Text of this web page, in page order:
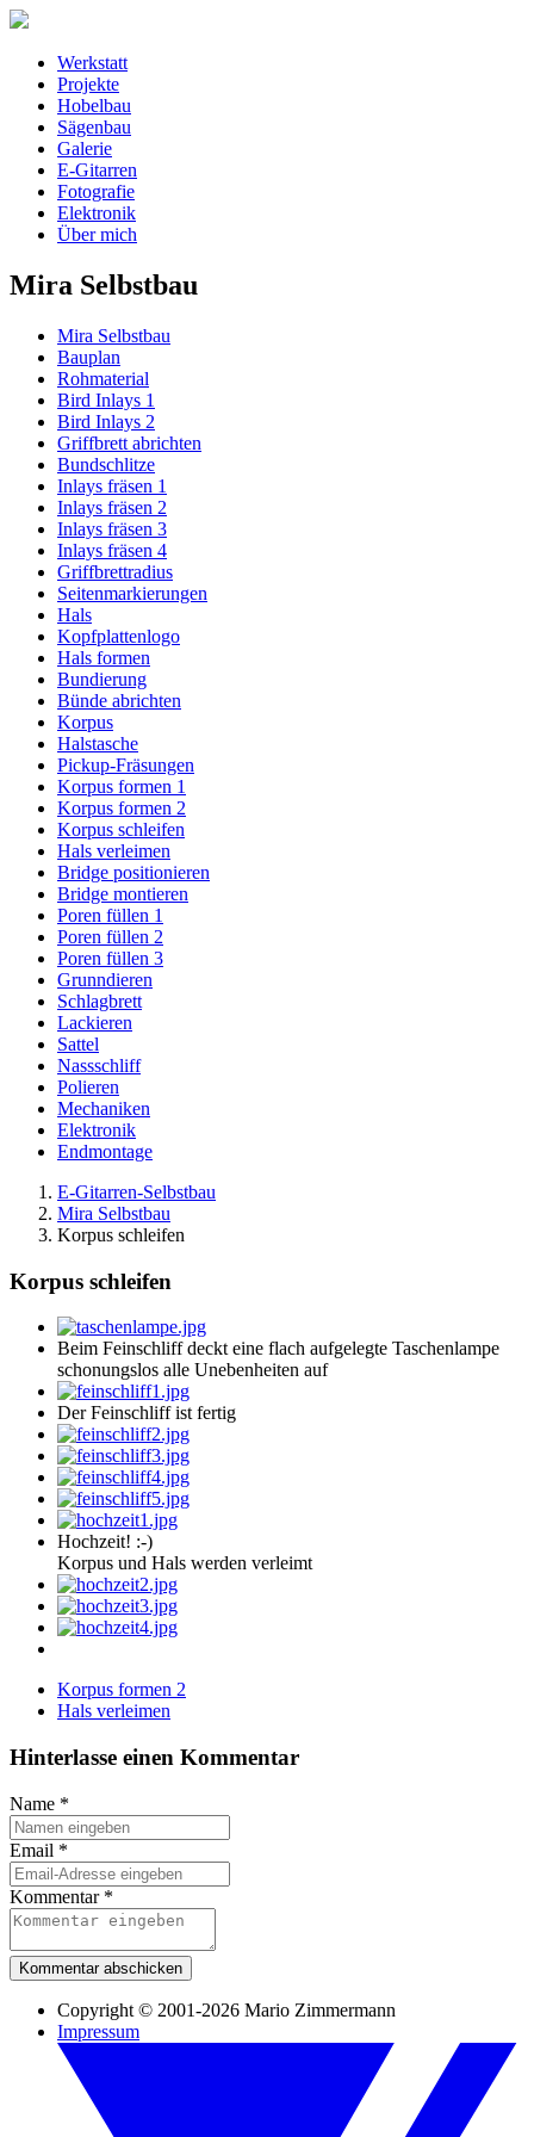
Werkstatt
Projekte
Hobelbau
Sägenbau
Galerie
E-Gitarren
Fotografie
Elektronik
Über mich
Mira Selbstbau
Mira Selbstbau
Bauplan
Rohmaterial
Bird Inlays 1
Bird Inlays 2
Griffbrett abrichten
Bundschlitze
Inlays fräsen 1
Inlays fräsen 2
Inlays fräsen 3
Inlays fräsen 4
Griffbrettradius
Seitenmarkierungen
Hals
Kopfplattenlogo
Hals formen
Bundierung
Bünde abrichten
Korpus
Halstasche
Pickup-Fräsungen
Korpus formen 1
Korpus formen 2
Korpus schleifen
Hals verleimen
Bridge positionieren
Bridge montieren
Poren füllen 1
Poren füllen 2
Poren füllen 3
Grunndieren
Schlagbrett
Lackieren
Sattel
Nassschliff
Polieren
Mechaniken
Elektronik
Endmontage
E-Gitarren-Selbstbau
Mira Selbstbau
Korpus schleifen
Korpus schleifen
Beim Feinschliff deckt eine flach aufgelegte Taschenlampe
schonungslos alle Unebenheiten auf
Der Feinschliff ist fertig
Hochzeit! :-)
Korpus und Hals werden verleimt
Korpus formen 2
Hals verleimen
Hinterlasse einen Kommentar
Name *
Email *
Kommentar *
Kommentar abschicken
Copyright © 2001-2026 Mario Zimmermann
Impressum